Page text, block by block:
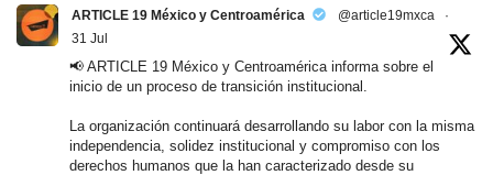
ARTICLE 19 México y Centroamérica
@article19mxca
·
31 Jul
📢 ARTICLE 19 México y Centroamérica informa sobre el
inicio de un proceso de transición institucional.
La organización continuará desarrollando su labor con la misma
independencia, solidez institucional y compromiso con los
derechos humanos que la han caracterizado desde su